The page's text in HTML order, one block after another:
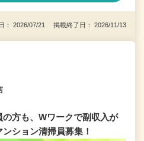
： 2026/07/21 掲載終了日： 2026/11/13
方も、Wワークで副収入が
ション清掃員募集！